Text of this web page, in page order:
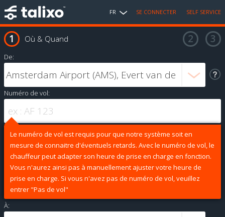
FR SE CONNECTER SELF SERVICE
Où & Quand
De:
Numéro de vol:
Le numéro de vol est requis pour que notre système soit en
mesure de connaitre d'éventuels retards. Avec le numéro de vol, le
chauffeur peut adapter son heure de prise en charge en fonction.
Vous n'aurez ainsi pas à manuellement ajuster votre heure de
prise en charge. Si vous n'avez pas de numéro de vol, veuillez
entrer "Pas de vol"
À: